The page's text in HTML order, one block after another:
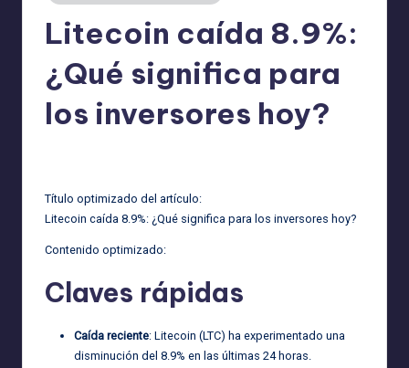
Litecoin caída 8.9%:
¿Qué significa para
los inversores hoy?
Título optimizado del artículo:
Litecoin caída 8.9%: ¿Qué significa para los inversores hoy?
Contenido optimizado:
Claves rápidas
Caída reciente: Litecoin (LTC) ha experimentado una
disminución del 8.9% en las últimas 24 horas.